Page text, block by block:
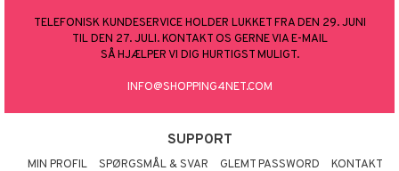
TELEFONISK KUNDESERVICE HOLDER LUKKET FRA DEN 29. JUNI
TIL DEN 27. JULI. KONTAKT OS GERNE VIA E-MAIL
SÅ HJÆLPER VI DIG HURTIGST MULIGT.
INFO@SHOPPING4NET.COM
SUPPORT
MIN PROFIL SPØRGSMÅL & SVAR GLEMT PASSWORD
KONTAKT